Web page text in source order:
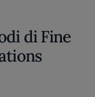
di Fine